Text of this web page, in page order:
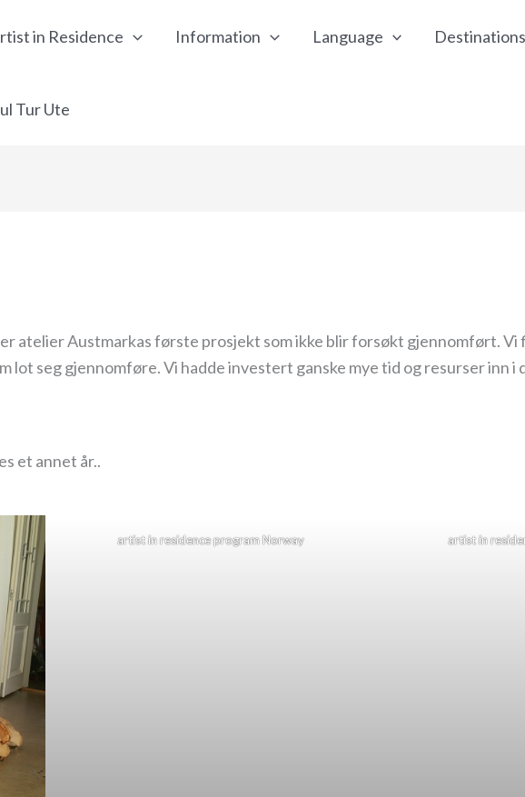
in Residence Information Language Destinations
Tur Ute
atelier Austmarkas første prosjekt som ikke blir forsøkt gjennomført. Vi
lot seg gjennomføre. Vi hadde investert ganske mye tid og resurser inn i
et annet år..
artist in residence program Norway artist in